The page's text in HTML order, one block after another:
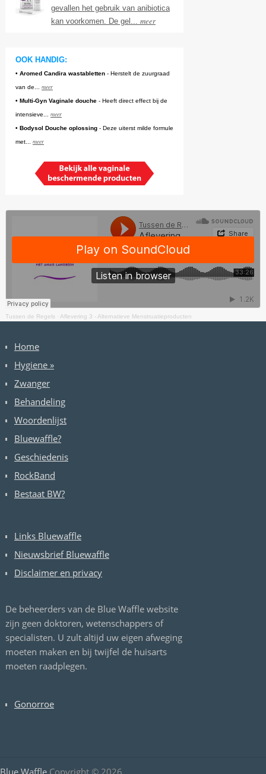
gevallen het gebruik van anibiotica
kan voorkomen. De gel... meer
OOK HANDIG:
• Aromed Candira wastabletten- Herstelt de zuurgraad
van de... meer
• Multi-Gyn Vaginale douche- Heeft direct effect bij de
intensieve... meer
• Bodysol Douche oplossing- Deze uiterst milde formule
met... meer
Tussen de Regels· Aflevering 3 - Alternatieve Menstruatieproducten
Home
Hygiene»
Zwanger
Behandeling
Woordenlijst
Bluewaffle?
Geschiedenis
RockBand
Bestaat BW?
Links Bluewaffle
Nieuwsbrief Bluewaffle
Disclaimer en privacy
De beheerders van de Blue Waffle website
zijn geen doktoren, wetenschappers of
specialisten. U zult altijd uw eigen afweging
moeten maken en bij twijfel de huisarts
moeten raadplegen.
Gonorroe
Blue Waffle Copyright © 2026.